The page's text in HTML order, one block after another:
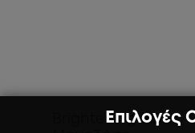
Brightening Boom
Επιλογές